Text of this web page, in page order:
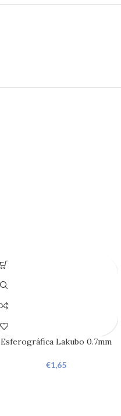
Esferográfica Lakubo 0.7mm
€1,65